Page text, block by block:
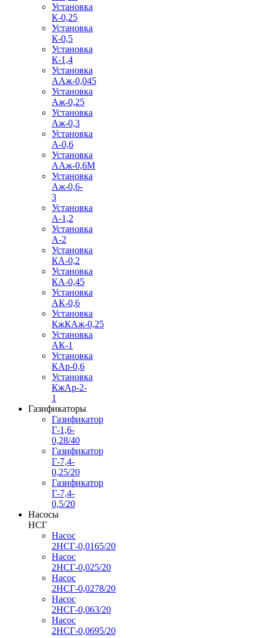
Установка
К-0,25
Установка
К-0,5
Установка
К-1,4
Установка
ААж-0,045
Установка
Аж-0,25
Установка
Аж-0,3
Установка
А-0,6
Установка
ААж-0,6М
Установка
Аж-0,6-
3
Установка
А-1,2
Установка
А-2
Установка
КА-0,2
Установка
КА-0,45
Установка
АК-0,6
Установка
КжКАж-0,25
Установка
АК-1
Установка
КАр-0,6
Установка
КжАр-2-
1
Газификаторы
Газификатор
Г-1,6-
0,28/40
Газификатор
Г-7,4-
0,25/20
Газификатор
Г-7,4-
0,5/20
Насосы
НСГ
Насос
2НСГ-0,0165/20
Насос
2НСГ-0,025/20
Насос
2НСГ-0,0278/20
Насос
2НСГ-0,063/20
Насос
2НСГ-0,0695/20